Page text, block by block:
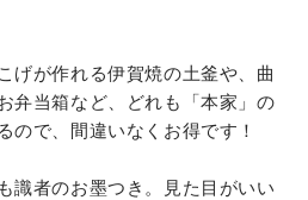
げが作れる伊賀焼の土釜や、曲
弁当箱など、どれも「本家」の
ので、間違いなくお得です！
識者のお墨つき。見た目がいい